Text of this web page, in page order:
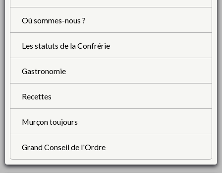
Où sommes-nous ?
Les statuts de la Confrérie
Gastronomie
Recettes
Murçon toujours
Grand Conseil de l'Ordre